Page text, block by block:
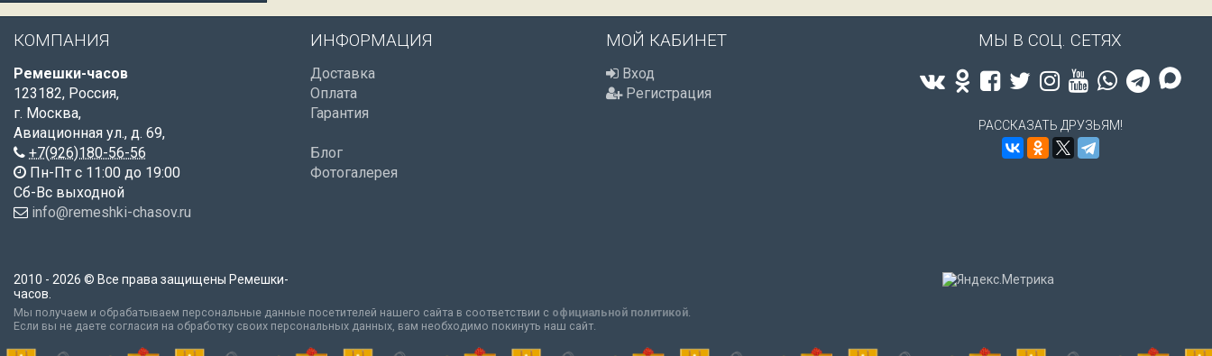
КОМПАНИЯ
Ремешки-часов
123182, Россия,
г. Москва,
Авиационная ул., д. 69,
+7(926)180-56-56
Пн-Пт с 11:00 до 19:00
Сб-Вс выходной
info@remeshki-chasov.ru
ИНФОРМАЦИЯ
Доставка
Оплата
Гарантия
Блог
Фотогалерея
МОЙ КАБИНЕТ
Вход
Регистрация
МЫ В СОЦ. СЕТЯХ
РАССКАЗАТЬ ДРУЗЬЯМ!
2010 - 2026 © Все права защищены Ремешки-
часов.
Мы получаем и обрабатываем персональные данные посетителей нашего сайта в соответствии с официальной политикой.
Если вы не даете согласия на обработку своих персональных данных, вам необходимо покинуть наш сайт.